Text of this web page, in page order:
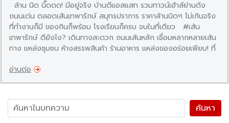
ล้าน นิด นิ๊ดดด! มีอยู่จริง บ้านดีแอสแสท รวมทาวน์เฮ้าส์ย่านดัง
ถนนเด่น ตลอดเส้นเทพารักษ์ สมุทรปราการ ราคาล้านนิดๆ ไม่เกินจริง
ที่ทำงานก็มี ของกินก็พร้อม โรงเรียนก็ครบ จบในที่เดียว #เส้น
เทพารักษ์ ดียังไง? เดินทางสะดวก ถนนเส้นหลัก เชื่อมหลากหลายเส้น
ทาง แหล่งชุมชน ห้างสรรพสินค้า ร้านอาหาร แหล่งของอร่อยเพียบ! ที่
อนาคตจะพัฒนาอีก กลายเป็นทำเลทอง! ทาวน์เฮ้าส์ ถนนเทพารักษ์
คลองขุด แยกตำหรุ ใกล้เมกาบางนา บิ๊กซีบางพลี วัดหลวงพ่อโต หลัง
เชื่อมถนนแพรกษา ถนนศรีนครินทร์ซอยทรัพย์บุญชัย รีโนเวทใหม่ทั้ง
หลัง รายละเอียด : ทาวน์เฮ้าส์ถนนเทพารักษ์ ศรีนครินทร์ […]
อ่านต่อ
Search for: